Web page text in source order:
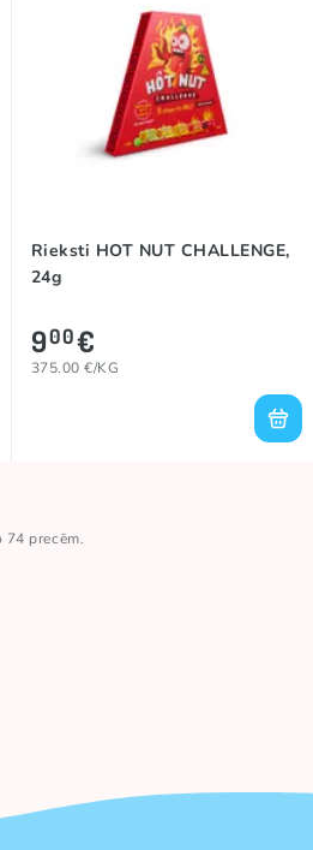
Rieksti HOT NUT CHALLENGE,
24g
900€
375.00 €/KG
74 precēm.